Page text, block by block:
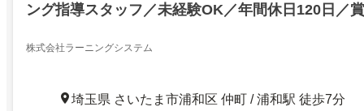
ング指導スタッフ／未経験OK／年間休日120日／
株式会社ラーニングシステム
埼玉県 さいたま市浦和区 仲町 / 浦和駅 徒歩7分